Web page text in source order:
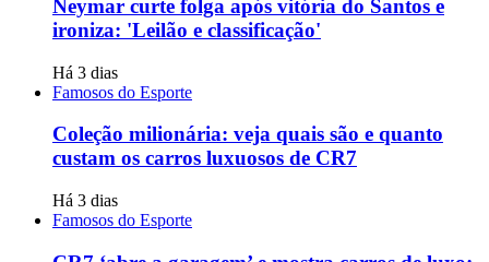
Neymar curte folga após vitória do Santos e
ironiza: 'Leilão e classificação'
Há 3 dias
Famosos do Esporte
Coleção milionária: veja quais são e quanto
custam os carros luxuosos de CR7
Há 3 dias
Famosos do Esporte